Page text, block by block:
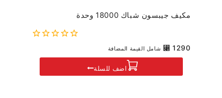
مكيف جيبسون شباك 18000 وحدة
⃁ 1290 شامل القيمة المضافة
اضف للسلة